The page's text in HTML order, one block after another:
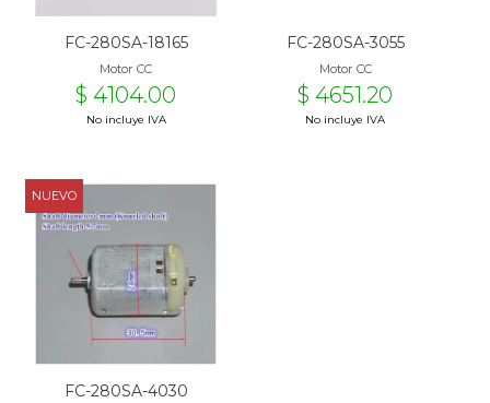
FC-280SA-18165
Motor CC
$ 4104.00
No incluye IVA
FC-280SA-3055
Motor CC
$ 4651.20
No incluye IVA
NUEVO
FC-280SA-4030